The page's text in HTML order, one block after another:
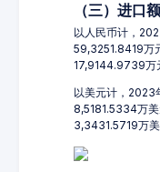
（三）进口
以人民币计，
59,3251.8419万
17,9144.9739万
以美元计，2023
8,5181.5334万
3,3431.5719万